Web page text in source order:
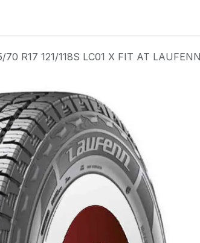
70 R17 121/118S LC01 X FIT AT